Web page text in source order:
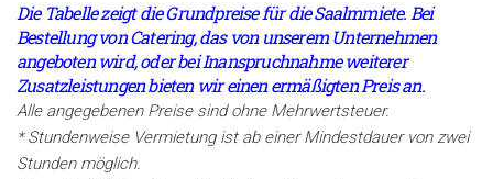
Die Tabelle zeigt die Grundpreise für die Saalmmiete. Bei
Bestellung von Catering, das von unserem Unternehmen
angeboten wird, oder bei Inanspruchnahme weiterer
Zusatzleistungen bieten wir einen ermäßigten Preis an.
Alle angegebenen Preise sind ohne Mehrwertsteuer.
* Stundenweise Vermietung ist ab einer Mindestdauer von zwei
Stunden möglich.